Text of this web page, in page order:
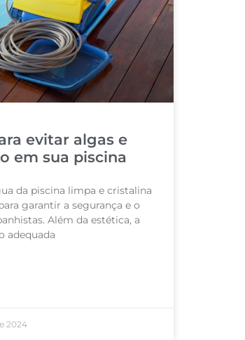
evitar algas e
em sua piscina
da piscina limpa e cristalina
garantir a segurança e o
Além da estética, a
adequada
2024